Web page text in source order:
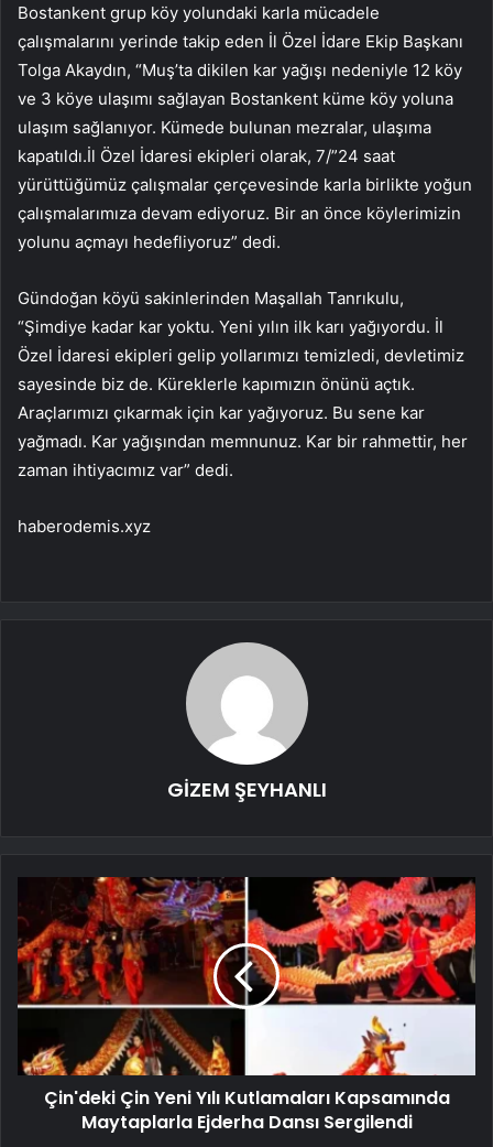
Bostankent grup köy yolundaki karla mücadele
çalışmalarını yerinde takip eden İl Özel İdare Ekip Başkanı
Tolga Akaydın, “Muş’ta dikilen kar yağışı nedeniyle 12 köy
ve 3 köye ulaşımı sağlayan Bostankent küme köy yoluna
ulaşım sağlanıyor. Kümede bulunan mezralar, ulaşıma
kapatıldı.İl Özel İdaresi ekipleri olarak, 7/”24 saat
yürüttüğümüz çalışmalar çerçevesinde karla birlikte yoğun
çalışmalarımıza devam ediyoruz. Bir an önce köylerimizin
yolunu açmayı hedefliyoruz” dedi.
Gündoğan köyü sakinlerinden Maşallah Tanrıkulu,
“Şimdiye kadar kar yoktu. Yeni yılın ilk karı yağıyordu. İl
Özel İdaresi ekipleri gelip yollarımızı temizledi, devletimiz
sayesinde biz de. Küreklerle kapımızın önünü açtık.
Araçlarımızı çıkarmak için kar yağıyoruz. Bu sene kar
yağmadı. Kar yağışından memnunuz. Kar bir rahmettir, her
zaman ihtiyacımız var” dedi.
haberodemis.xyz
GİZEM ŞEYHANLI
Çin'deki Çin Yeni Yılı Kutlamaları Kapsamında
Maytaplarla Ejderha Dansı Sergilendi